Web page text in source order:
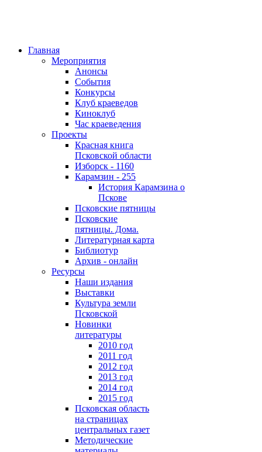
Главная
Мероприятия
Анонсы
События
Конкурсы
Клуб краеведов
Киноклуб
Час краеведения
Проекты
Красная книга
Псковской области
Изборск - 1160
Карамзин - 255
История Карамзина о
Пскове
Псковские пятницы
Псковские
пятницы. Дома.
Литературная карта
Библиотур
Архив - онлайн
Ресурсы
Наши издания
Выставки
Культура земли
Псковской
Новинки
литературы
2010 год
2011 год
2012 год
2013 год
2014 год
2015 год
Псковская область
на страницах
центральных газет
Методические